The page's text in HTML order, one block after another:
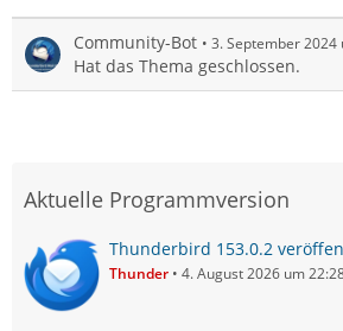
Community-Bot 3. September 2024
Hat das Thema geschlossen.
Aktuelle Programmversion
Thunderbird 153.0.2
Thunder 4. August 2026 um